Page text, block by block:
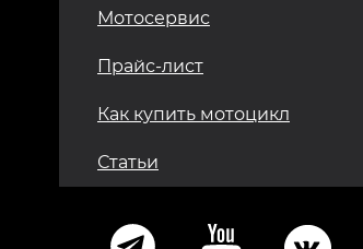
Мотосервис
Прайс-лист
Как купить мотоцикл
Статьи